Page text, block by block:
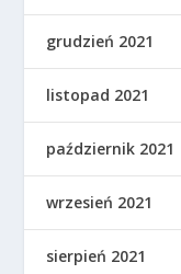
grudzień 2021
listopad 2021
październik 2021
wrzesień 2021
sierpień 2021